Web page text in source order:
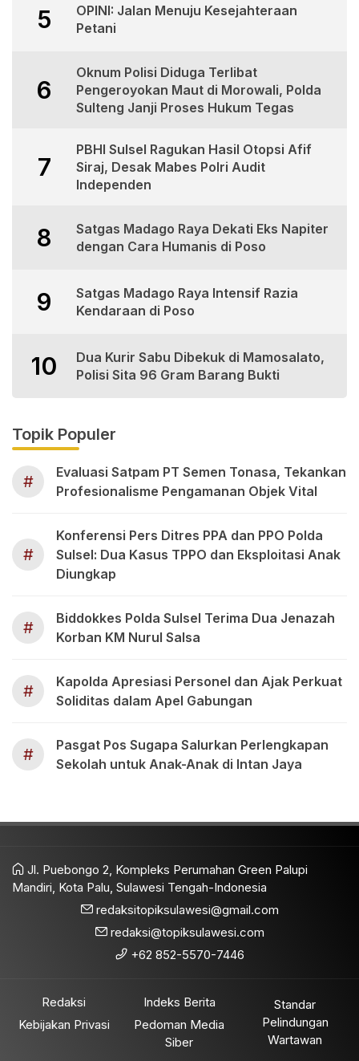
5
OPINI: Jalan Menuju Kesejahteraan
Petani
6
Oknum Polisi Diduga Terlibat
Pengeroyokan Maut di Morowali, Polda
Sulteng Janji Proses Hukum Tegas
7
PBHI Sulsel Ragukan Hasil Otopsi Afif
Siraj, Desak Mabes Polri Audit
Independen
8
Satgas Madago Raya Dekati Eks Napiter
dengan Cara Humanis di Poso
9
Satgas Madago Raya Intensif Razia
Kendaraan di Poso
10
Dua Kurir Sabu Dibekuk di Mamosalato,
Polisi Sita 96 Gram Barang Bukti
Topik Populer
#
Evaluasi Satpam PT Semen Tonasa, Tekankan
Profesionalisme Pengamanan Objek Vital
#
Konferensi Pers Ditres PPA dan PPO Polda
Sulsel: Dua Kasus TPPO dan Eksploitasi Anak
Diungkap
#
Biddokkes Polda Sulsel Terima Dua Jenazah
Korban KM Nurul Salsa
#
Kapolda Apresiasi Personel dan Ajak Perkuat
Soliditas dalam Apel Gabungan
#
Pasgat Pos Sugapa Salurkan Perlengkapan
Sekolah untuk Anak-Anak di Intan Jaya
Jl. Puebongo 2, Kompleks Perumahan Green Palupi
Mandiri, Kota Palu, Sulawesi Tengah-Indonesia
redaksitopiksulawesi@gmail.com
redaksi@topiksulawesi.com
+62 852-5570-7446
Redaksi
Kebijakan Privasi
Indeks Berita
Pedoman Media
Siber
Standar
Pelindungan
Wartawan